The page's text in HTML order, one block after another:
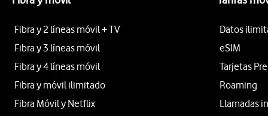
Fibra y 2 líneas móvil + TV
Fibra y 3 líneas móvil
Fibra y 4 líneas móvil
Fibra y móvil ilimitado
Fibra Móvil y Netflix
Datos
eSIM
Tarjetas
Roaming
Llamadas